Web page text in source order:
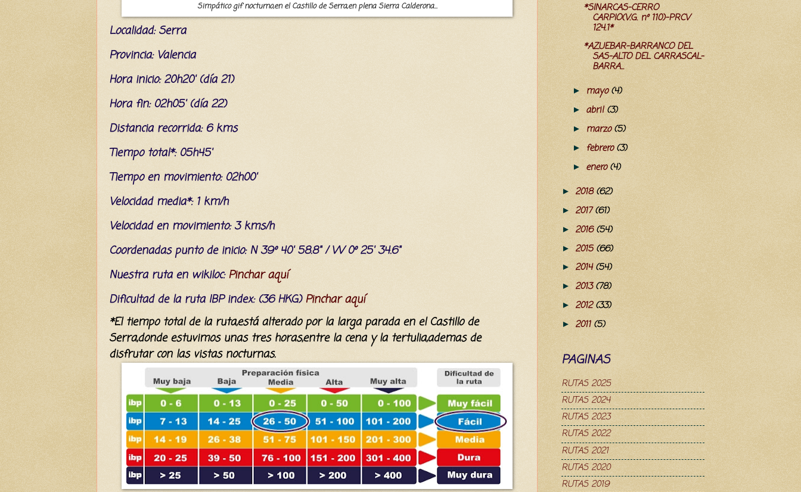
Simpático gif nocturno,en el Castillo de Serra,en plena Sierra Calderona...
Localidad: Serra
Provincia: Valencia
Hora inicio: 20h20' (día 21)
Hora fin: 02h05' (día 22)
Distancia recorrida: 6 kms
Tiempo total*: 05h45'
Tiempo en movimiento: 02h00'
Velocidad media*: 1 km/h
Velocidad en movimiento: 3 kms/h
Coordenadas punto de inicio: N 39º 40' 58.8" / W 0º 25' 34.6"
Nuestra ruta en wikiloc: Pinchar aquí
Dificultadde la ruta IBP index: (36 HKG) Pinchar aquí
*El tiempo total de la ruta,está alterado por la larga parada en el Castillo de
Serra,donde estuvimos unas tres horas,entre la cena y la tertulia,ademas de
disfrutar con las vistas nocturnas.
*SINARCAS-CERRO
CARPIO(V.G. nº 110)-PRCV
124.1*
*AZUEBAR-BARRANCO DEL
SAS-ALTO DEL CARRASCAL-
BARRA...
► mayo(4)
► abril(3)
► marzo(5)
► febrero(3)
► enero(4)
► 2018(62)
► 2017(61)
► 2016(54)
► 2015(66)
► 2014(54)
► 2013(78)
► 2012(33)
► 2011 (5)
PAGINAS
RUTAS 2025
RUTAS 2024
RUTAS 2023
RUTAS 2022
RUTAS 2021
RUTAS 2020
RUTAS 2019